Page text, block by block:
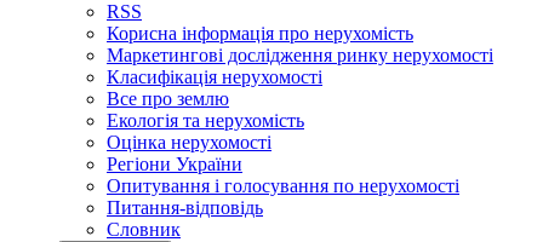
RSS
Корисна інформація про нерухомість
Маркетингові дослідження ринку нерухомості
Класифікація нерухомості
Все про землю
Екологія та нерухомість
Оцінка нерухомості
Регіони України
Опитування і голосування по нерухомості
Питання-відповідь
Словник